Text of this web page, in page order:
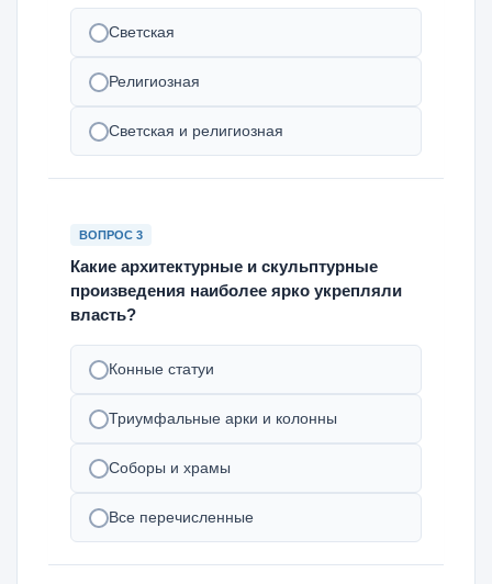
Светская
Религиозная
Светская и религиозная
ВОПРОС 3
Какие архитектурные и скульптурные
произведения наиболее ярко укрепляли
власть?
Конные статуи
Триумфальные арки и колонны
Соборы и храмы
Все перечисленные